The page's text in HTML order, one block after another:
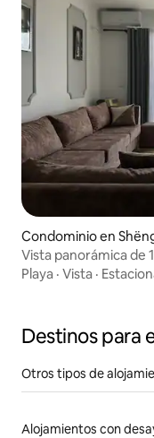
Condominio en
Vista panorámica de
apartamento
Playa · Vista ·
Destinos para
Otros tipos de
Alojamientos con